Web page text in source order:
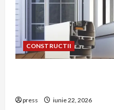
CONSTRUCTII
press iunie 22, 2026